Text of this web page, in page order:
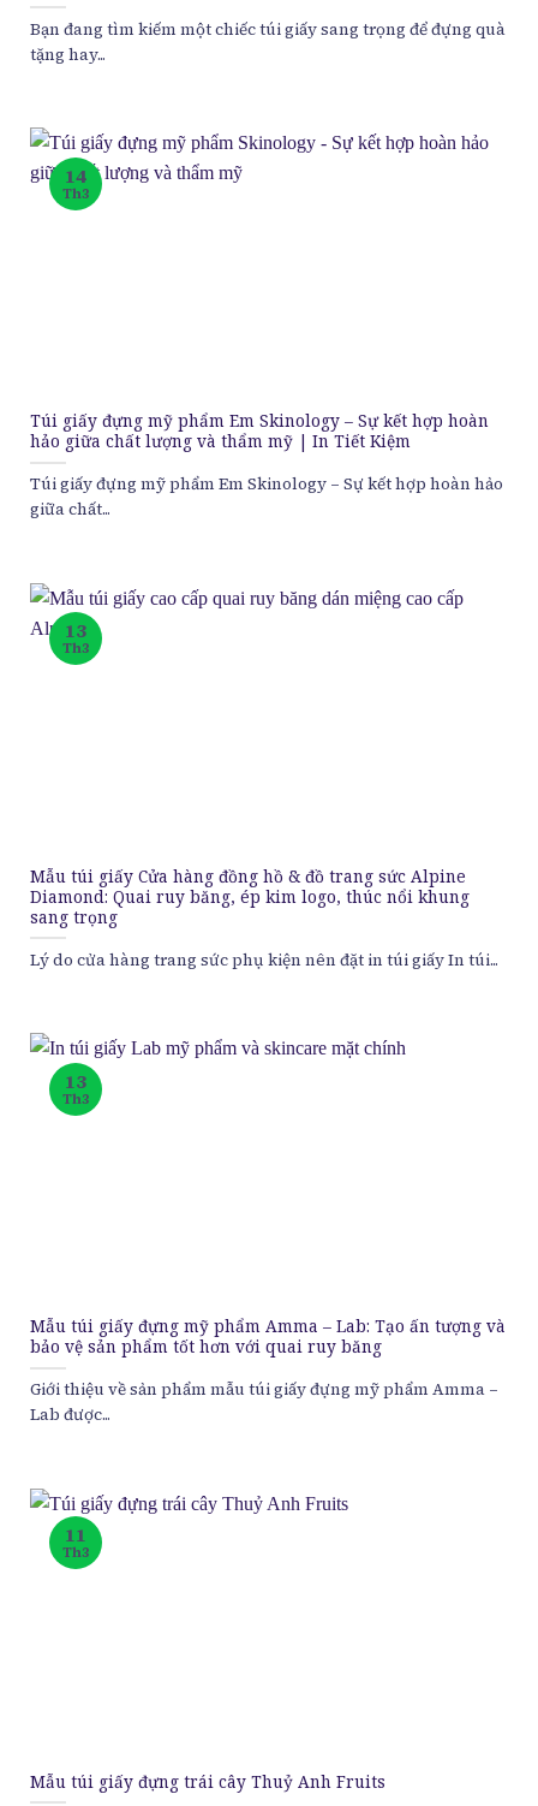
Bạn đang tìm kiếm một chiếc túi giấy sang trọng để đựng quà
tặng hay...
Túi giấy đựng mỹ phẩm Em Skinology – Sự kết hợp hoàn
hảo giữa chất lượng và thẩm mỹ | In Tiết Kiệm
Túi giấy đựng mỹ phẩm Em Skinology – Sự kết hợp hoàn hảo
giữa chất...
14
Th3
Mẫu túi giấy Cửa hàng đồng hồ & đồ trang sức Alpine
Diamond: Quai ruy băng, ép kim logo, thúc nổi khung
sang trọng
Lý do cửa hàng trang sức phụ kiện nên đặt in túi giấy In túi...
13
Th3
Mẫu túi giấy đựng mỹ phẩm Amma – Lab: Tạo ấn tượng và
bảo vệ sản phẩm tốt hơn với quai ruy băng
Giới thiệu về sản phẩm mẫu túi giấy đựng mỹ phẩm Amma –
Lab được...
13
Th3
Mẫu túi giấy đựng trái cây Thuỷ Anh Fruits
11
Th3